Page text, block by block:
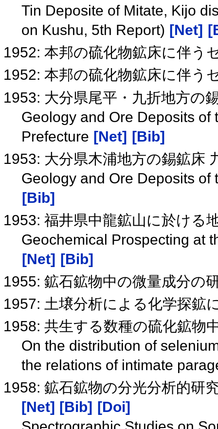
Tin Deposite of Mitate, Kijo
on Kushu, 5th Report) [Net]
1952: 本邦の硫化物鉱床に伴う
1952: 本邦の硫化物鉱床に伴う
1953: 大分県尾平・九折地方の
Geology and Ore Deposits of
Prefecture [Net] [Bib]
1953: 大分県木浦地方の錫鉱床
Geology and Ore Deposits
[Bib]
1953: 福井県中龍鉱山に於ける
Geochemical Prospecting at
[Net] [Bib]
1955: 鉱石鉱物中の微量成分の
1957: 土壌分析による化学探鉱
1958: 共生する数種の硫化鉱物
On the distribution of
the relations of intimate
1958: 鉱石鉱物の分光分析的研
[Net] [Bib] [Doi]